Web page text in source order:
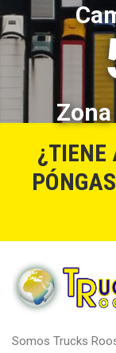
¿TIENE
Somos Trucks